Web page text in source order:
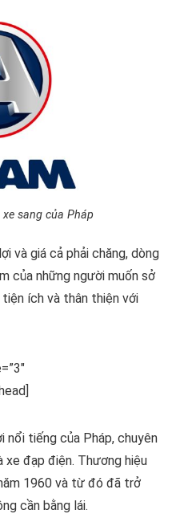
sang của Pháp
và giá cả phải chăng, dòng
của những người muốn sở
ích và thân thiện với
nổi tiếng của Pháp, chuyên
xe đạp điện. Thương hiệu
1960 và từ đó đã trở
cần bằng lái.